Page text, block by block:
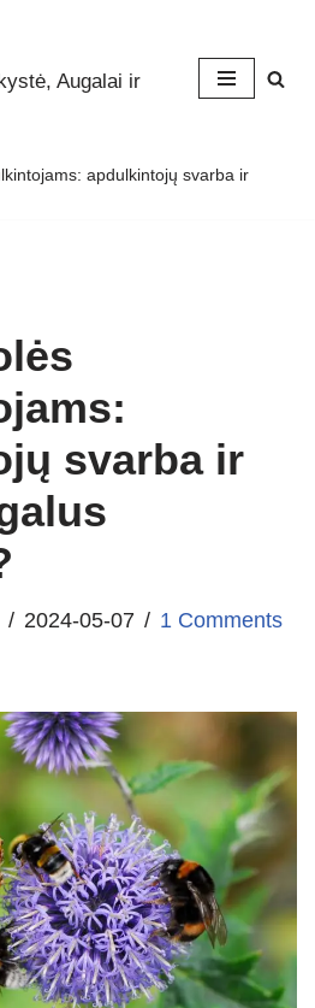
Augalai ir
apdulkintojų svarba ir
svarba ir
2024-05-07 1 Comments